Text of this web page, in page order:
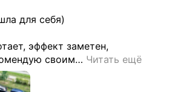
для себя)
эффект заметен,
своим… Читать ещё